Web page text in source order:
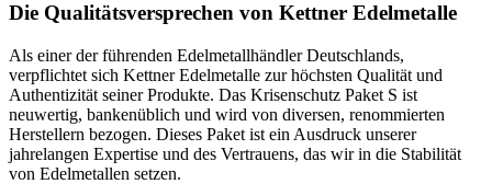
Die Qualitätsversprechen von Kettner Edelmetalle
Als einer der führenden Edelmetallhändler Deutschlands,
verpflichtet sich Kettner Edelmetalle zur höchsten Qualität und
Authentizität seiner Produkte. Das Krisenschutz Paket S ist
neuwertig, bankenüblich und wird von diversen, renommierten
Herstellern bezogen. Dieses Paket ist ein Ausdruck unserer
jahrelangen Expertise und des Vertrauens, das wir in die Stabilität
von Edelmetallen setzen.